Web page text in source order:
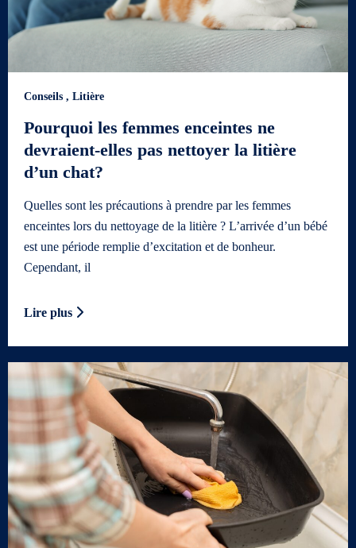
Conseils , Litière
Pourquoi les femmes enceintes ne
devraient-elles pas nettoyer la litière
d’un chat?
Quelles sont les précautions à prendre par les femmes
enceintes lors du nettoyage de la litière ? L’arrivée d’un bébé
est une période remplie d’excitation et de bonheur.
Cependant, il
Lire plus